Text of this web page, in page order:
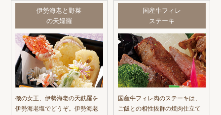
伊勢海老と野菜
の天婦羅
磯の女王、伊勢海老の天麩羅を
伊勢海老塩でどうぞ。伊勢海老
国産牛フィレ
ステーキ
国産牛フィレ肉のステーキは、
ご飯との相性抜群の焼肉仕立て